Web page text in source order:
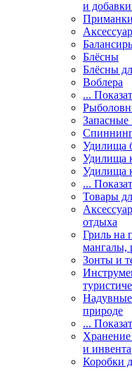
и
Блёсны
Блёсны
Воблера
...
Запасные
Удилища
Удилища
Удилища
...
Товары
отдыха
Гриль на
мангалы,
Зонты и
природе
...
Хранение
и
Коробки